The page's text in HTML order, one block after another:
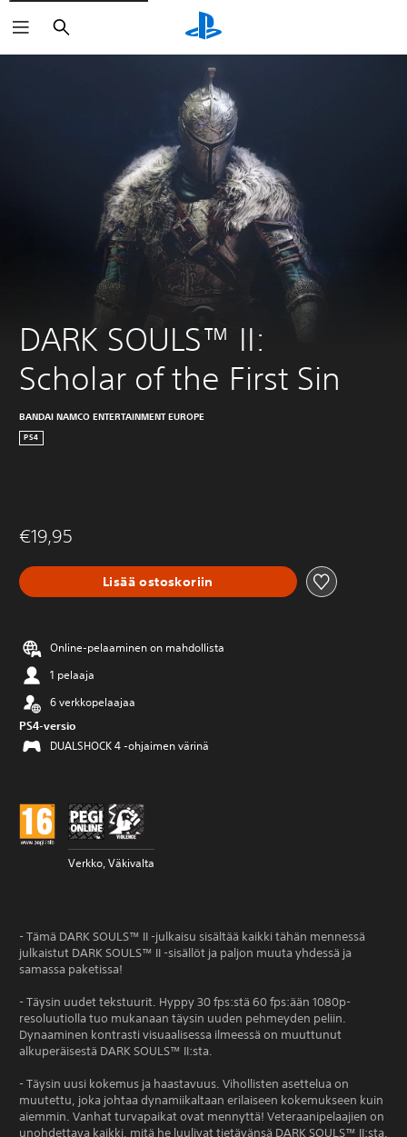
Haku
DARK SOULS™ II:
Scholar of the First Sin
BANDAI NAMCO ENTERTAINMENT EUROPE
PS4
€19,95
Lisää ostoskoriin
Online-pelaaminen on mahdollista
1 pelaaja
6 verkkopelaajaa
PS4-versio
DUALSHOCK 4 -ohjaimen värinä
Verkko, Väkivalta
- Tämä DARK SOULS™ II -julkaisu sisältää kaikki tähän mennessä
julkaistut DARK SOULS™ II -sisällöt ja paljon muuta yhdessä ja
samassa paketissa!
- Täysin uudet tekstuurit. Hyppy 30 fps:stä 60 fps:ään 1080p-
resoluutiolla tuo mukanaan täysin uuden pehmeyden peliin.
Dynaaminen kontrasti visuaalisessa ilmeessä on muuttunut
alkuperäisestä DARK SOULS™ II:sta.
- Täysin uusi kokemus ja haastavuus. Vihollisten asettelua on
muutettu, joka johtaa dynamiikaltaan erilaiseen kokemukseen kuin
aiemmin. Vanhat turvapaikat ovat mennyttä! Veteraanipelaajien on
unohdettava kaikki, mitä he luulivat tietävänsä DARK SOULS™ II:sta.